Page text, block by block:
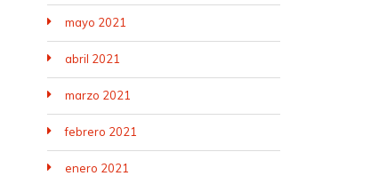
mayo 2021
abril 2021
marzo 2021
febrero 2021
enero 2021